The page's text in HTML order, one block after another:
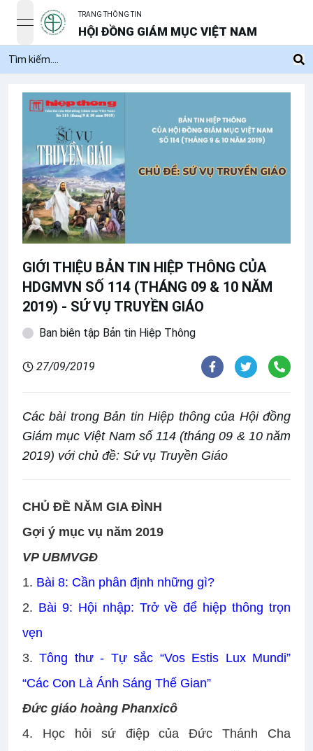
open navigation menu
TRANG THÔNG TIN
HỘI ĐỒNG GIÁM MỤC VIỆT NAM
GIỚI THIỆU BẢN TIN HIỆP THÔNG CỦA
HDGMVN SỐ 114 (THÁNG 09 & 10 NĂM
2019) - SỨ VỤ TRUYỀN GIÁO
Ban biên tập Bản tin Hiệp Thông
27/09/2019
Các bài trong Bản tin Hiệp thông của Hội đồng
Giám mục Việt Nam số 114 (tháng 09 & 10 năm
2019) với chủ đề: Sứ vụ Truyền Giáo
CHỦ ĐỀ NĂM GIA ĐÌNH
Gợi ý mục vụ năm 2019
VP UBMVGĐ
1. Bài 8: Cần phân định những gì?
2. Bài 9: Hội nhập: Trở về để hiệp thông trọn
vẹn
3.Tông thư - Tự sắc “Vos Estis Lux Mundi”
“Các Con Là Ánh Sáng Thế Gian”
Đức giáo hoàng Phanxicô
4. Học hỏi sứ điệp của Đức Thánh Cha